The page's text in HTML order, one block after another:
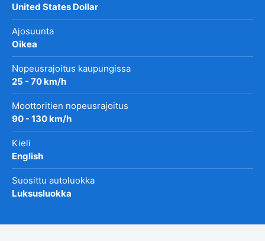
United States Dollar
Ajosuunta
Oikea
Nopeusrajoitus kaupungissa
25 - 70 km/h
Moottoritien nopeusrajoitus
90 - 130 km/h
Kieli
English
Suosittu autoluokka
Luksusluokka